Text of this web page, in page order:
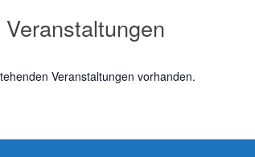
Veranstaltungen vorhanden.